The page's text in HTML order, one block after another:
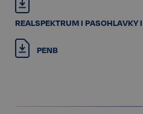
REALSPEKTRUM I
PENB